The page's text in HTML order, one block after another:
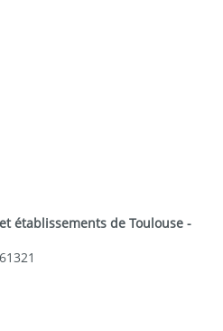
établissements de Toulouse -